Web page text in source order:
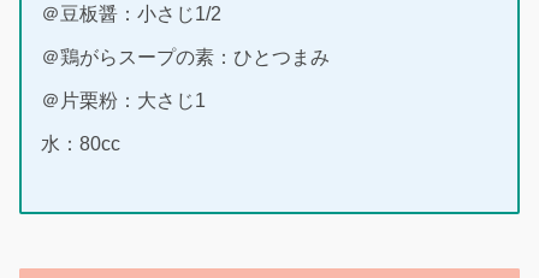
＠豆板醤：小さじ1/2
＠鶏がらスープの素：ひとつまみ
＠片栗粉：大さじ1
水：80cc